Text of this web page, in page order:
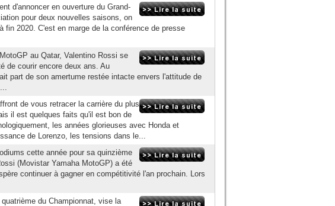
d'annoncer en ouverture du Grand-
pour deux nouvelles saisons, on
fin 2020. C'est en marge de la conférence de presse
au Qatar, Valentino Rossi se
de courir encore deux ans. Au
part de son amertume restée intacte envers l'attitude de
de vous retracer la carrière du plus
il est quelques faits qu'il est bon de
les années glorieuses avec Honda et
de Lorenzo, les tensions dans le...
cette année pour sa quinzième
(Movistar Yamaha MotoGP) a été
continuer à gagner en compétitivité l'an prochain. Lors
du Championnat, vise la